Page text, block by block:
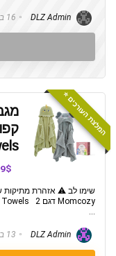
16 באוקטובר 2025
המלצת העורכים ⭐️
שימו לב ⚠️ אזהרת מתיקות
...
13 באוקטובר 2025